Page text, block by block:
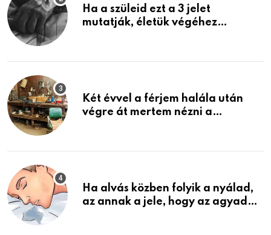
Ha a szüleid ezt a 3 jelet
mutatják, életük végéhez
Két évvel a férjem halála után
végre át mertem nézni a
életemet
Ha alvás közben folyik a nyálad,
az annak a jele, hogy az agyad…